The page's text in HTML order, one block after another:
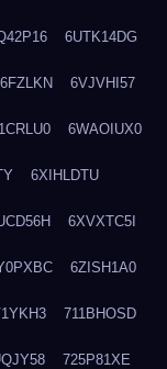
6UTK14DG
6VJVHI57
6WAOIUX0
6XIHLDTU
6XVXTC5I
6ZISH1A0
711BHOSD
725P81XE